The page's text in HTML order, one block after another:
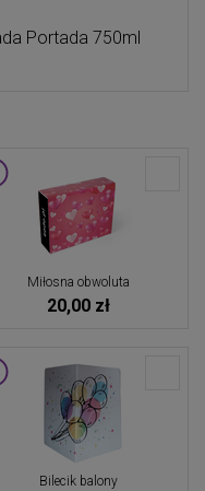
Portada 750ml
Miłosna obwoluta
20,00 zł
Bilecik balony